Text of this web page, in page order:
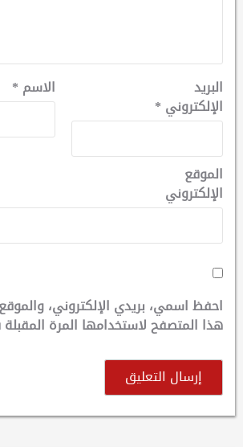
الاسم * البريد
الإلكتروني *
الموقع
الإلكتروني
احفظ اسمي، بريدي الإلكتروني،
هذا المتصفح لاستخدامها المرة